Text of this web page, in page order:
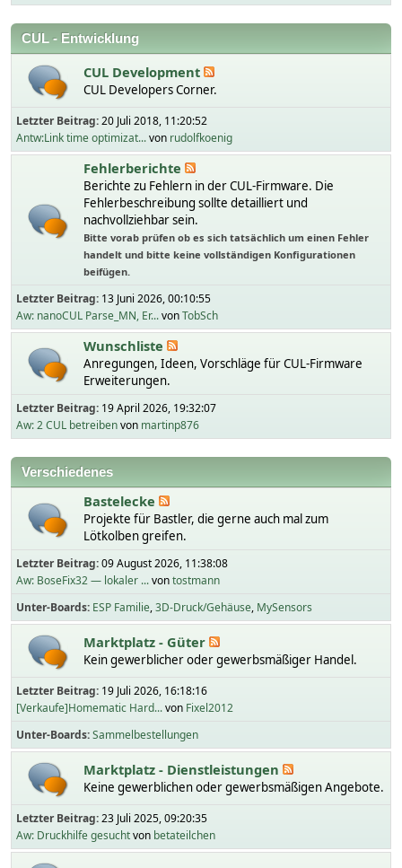
CUL - Entwicklung
CUL Development
CUL Developers Corner.
Letzter Beitrag:20 Juli 2018, 11:20:52
Antw:Link time optimizat...von rudolfkoenig
Fehlerberichte
Berichte zu Fehlern in der CUL-Firmware. Die
Fehlerbeschreibung sollte detailliert und
nachvollziehbar sein.
Bitte vorab prüfen ob es sich tatsächlich um einen Fehler
handelt und bitte keine vollständigen Konfigurationen
beifügen.
Letzter Beitrag: 13 Juni 2026, 00:10:55
Aw: nanoCUL Parse_MN, Er...vonTobSch
Wunschliste
Anregungen, Ideen, Vorschläge für CUL-Firmware
Erweiterungen.
Letzter Beitrag: 19 April 2026, 19:32:07
Aw: 2 CUL betreibenvon martinp876
Verschiedenes
Bastelecke
Projekte für Bastler, die gerne auch mal zum
Lötkolben greifen.
Letzter Beitrag:09 August 2026, 11:38:08
Aw: BoseFix32 — lokaler ...vontostmann
Unter-Boards ESP Familie 3D-Druck/Gehäuse MySensors
Marktplatz - Güter
Kein gewerblicher oder gewerbsmäßiger Handel.
Letzter Beitrag: 19 Juli 2026, 16:18:16
[Verkaufe]Homematic Hard...von Fixel2012
Unter-Boards Sammelbestellungen
Marktplatz - Dienstleistungen
Keine gewerblichen oder gewerbsmäßigen Angebote.
Letzter Beitrag:23 Juli 2025, 09:20:35
Aw: Druckhilfe gesuchtvon betateilchen